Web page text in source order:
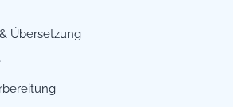
Übersetzung